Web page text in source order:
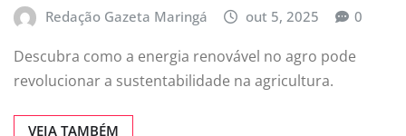
Redação Gazeta Maringá out 5, 2025 0
Descubra como a energia renovável no agro pode
revolucionar a sustentabilidade na agricultura.
VEJA TAMBÉM